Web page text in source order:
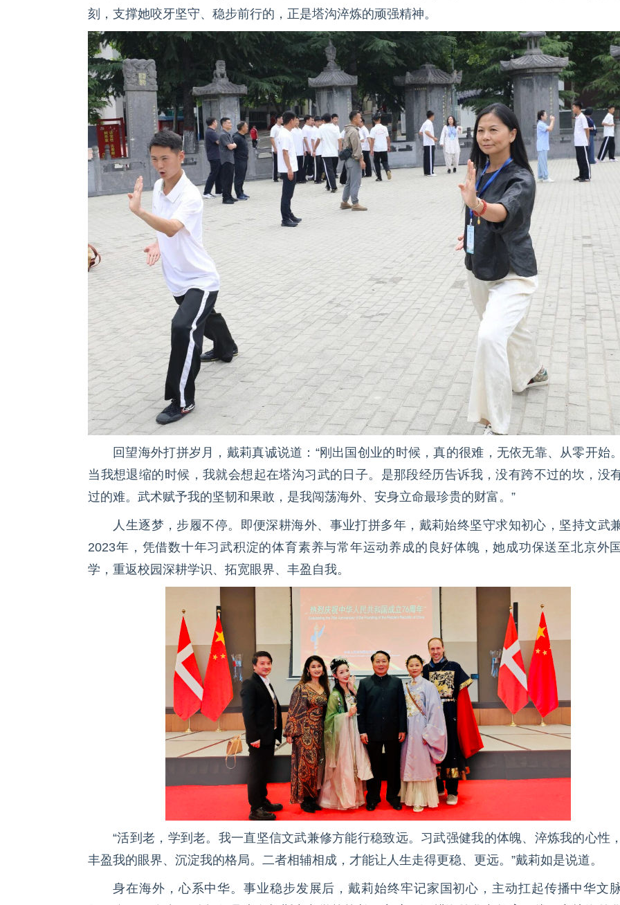
刻，支撑她咬牙坚守、稳步前行的，正是塔沟淬炼的顽强精神。
回望海外打拼岁月，戴莉真诚说道：“刚出国创业的时候，真的很难，无依无靠、从零开始
当我想退缩的时候，我就会想起在塔沟习武的日子。是那段经历告诉我，没有跨不过的坎，没
过的难。武术赋予我的坚韧和果敢，是我闯荡海外、安身立命最珍贵的财富。”
人生逐梦，步履不停。即便深耕海外、事业打拼多年，戴莉始终坚守求知初心，坚持文武
2023年，凭借数十年习武积淀的体育素养与常年运动养成的良好体魄，她成功保送至北京外
学，重返校园深耕学识、拓宽眼界、丰盈自我。
“活到老，学到老。我一直坚信文武兼修方能行稳致远。习武强健我的体魄、淬炼我的心性
丰盈我的眼界、沉淀我的格局。二者相辅相成，才能让人生走得更稳、更远。”戴莉如是说道。
身在海外，心系中华。事业稳步发展后，戴莉始终牢记家国初心，主动扛起传播中华文